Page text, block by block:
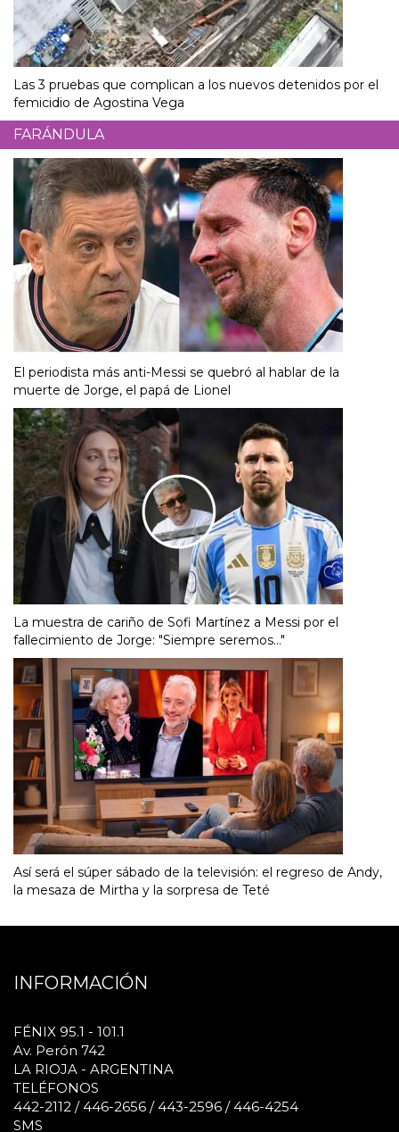
Las 3 pruebas que complican a los nuevos detenidos por el
femicidio de Agostina Vega
FARÁNDULA
El periodista más anti-Messi se quebró al hablar de la
muerte de Jorge, el papá de Lionel
La muestra de cariño de Sofi Martínez a Messi por el
fallecimiento de Jorge: "Siempre seremos..."
Así será el súper sábado de la televisión: el regreso de Andy,
la mesaza de Mirtha y la sorpresa de Teté
INFORMACIÓN
FÉNIX 95.1 - 101.1
Av. Perón 742
LA RIOJA - ARGENTINA
TELÉFONOS
442-2112 / 446-2656 / 443-2596 / 446-4254
SMS